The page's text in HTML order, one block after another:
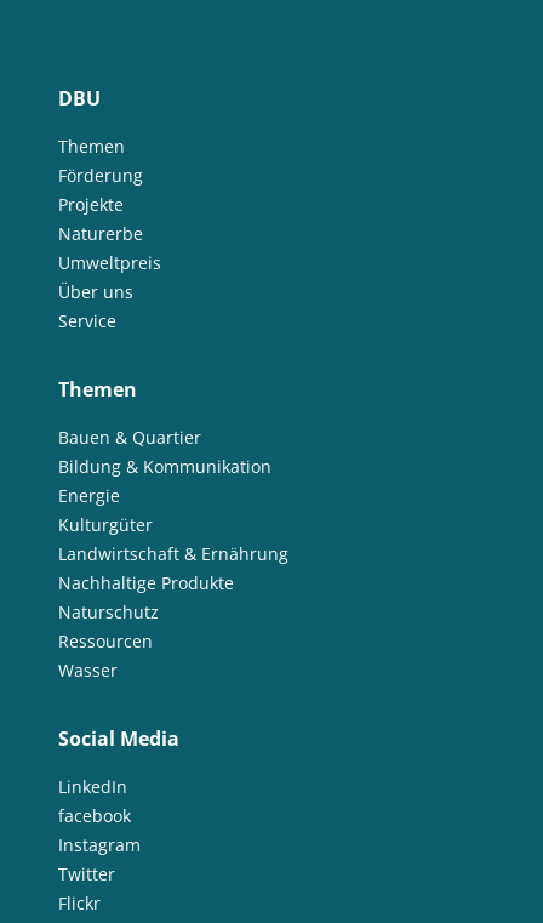
DBU
Themen
Förderung
Projekte
Naturerbe
Umweltpreis
Über uns
Service
Themen
Bauen & Quartier
Bildung & Kommunikation
Energie
Kulturgüter
Landwirtschaft & Ernährung
Nachhaltige Produkte
Naturschutz
Ressourcen
Wasser
Social Media
LinkedIn
facebook
Instagram
Twitter
Flickr